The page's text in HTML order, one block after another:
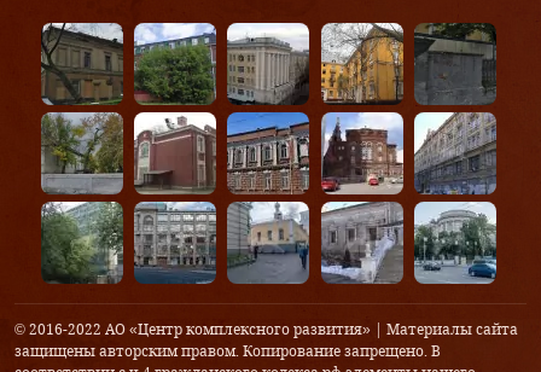
© 2016-2022 АО «Центр комплексного развития» | Материалы сайта
защищены авторским правом. Копирование запрещено. В